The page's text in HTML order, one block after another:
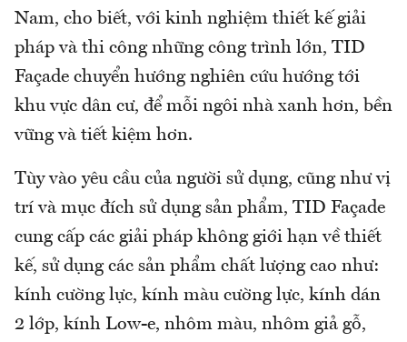
Nam, cho biết, với kinh nghiệm thiết kế giải
pháp và thi công những công trình lớn, TID
Façade chuyển hướng nghiên cứu hướng tới
khu vực dân cư, để mỗi ngôi nhà xanh hơn, bền
vững và tiết kiệm hơn.
Tùy vào yêu cầu của người sử dụng, cũng như vị
trí và mục đích sử dụng sản phẩm, TID Façade
cung cấp các giải pháp không giới hạn về thiết
kế, sử dụng các sản phẩm chất lượng cao như:
kính cường lực, kính màu cường lực, kính dán
2 lớp, kính Low-e, nhôm màu, nhôm giả gỗ,